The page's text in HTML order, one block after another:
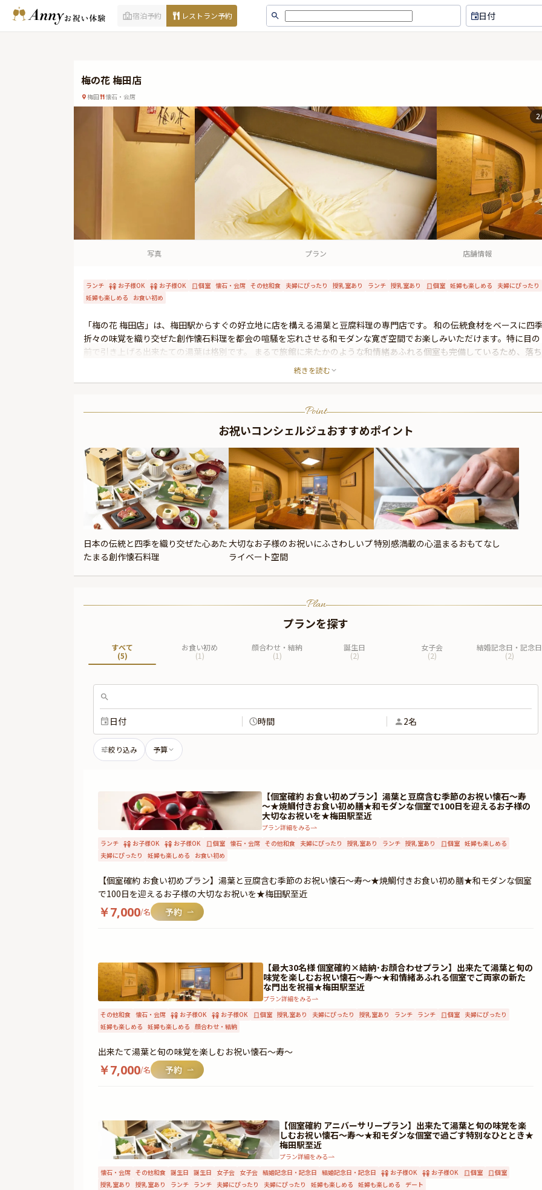
宿泊予約 レストラン予約 日付
梅の花 梅田店
梅田 懐石・会席
2
写真 プラン 店舗情報
ランチ お子様OK お子様OK 個室 懐石・会席 その他和食 夫婦にぴったり 授乳室あり ランチ 授乳室あり 個室 妊婦も楽しめる
夫婦にぴったり
妊婦も楽しめる
お食い初め
「梅の花 梅田店」は、梅田駅からすぐの好立地に店を構える湯葉と豆腐料理の専門店です。 和の伝統食材をベースに四季
折々の味覚を織り交ぜた創作懐石料理を都会の喧騒を忘れさせる和モダンな寛ぎ空間でお楽しみいただけます。特に目の
前で引き上げる出来たての湯葉は格別です。 まるで旅館に来たかのような和情緒あふれる個室も完備しているため、落ち
着いてゆっくりとお祝い時間を過ごしたい方にぴったりです。 是非、お祝いの席にもぴったりな華やかなお料理を堪能出
続きを読む
Point
お祝いコンシェルジュおすすめポイント
日本の伝統と四季を織り交ぜた心あた
たまる創作懐石料理
大切なお子様のお祝いにふさわしいプ
ライベート空間
特別感満載の心温まるおもてなし
Plan
プランを探す
すべて
(5)
お食い初め
(1)
顔合わせ・結納
(1)
誕生日
(2)
女子会
(2)
結婚記念日・記念日
(2)
日付 時間 2名
絞り込み 予算
【個室確約 お食い初めプラン】湯葉と豆腐含む季節のお祝い懐石～寿
～★焼鯛付きお食い初め膳★和モダンな個室で100日を迎えるお子様の
大切なお祝いを★梅田駅至近
プラン詳細をみる
ランチ
お子様OK お子様OK 個室 懐石・会席 その他和食 夫婦にぴったり 授乳室あり ランチ 授乳室あり 個室 妊婦も楽しめる
夫婦にぴったり
妊婦も楽しめる お食い初め
【個室確約 お食い初めプラン】湯葉と豆腐含む季節のお祝い懐石～寿～★焼鯛付きお食い初め膳★和モダンな個室
で100日を迎えるお子様の大切なお祝いを★梅田駅至近
￥7,000/名
【最大30名様 個室確約×結納･お顔合わせプラン】出来たて湯葉と旬の
味覚を楽しむお祝い懐石～寿～★和情緒あふれる個室でご両家の新た
な門出を祝福★梅田駅至近
プラン詳細をみる
その他和食 懐石・会席 お子様OK お子様OK 個室 授乳室あり 夫婦にぴったり 授乳室あり ランチ ランチ 個室 夫婦にぴったり
妊婦も楽しめる 妊婦も楽しめる 顔合わせ・結納
出来たて湯葉と旬の味覚を楽しむお祝い懐石～寿～
￥7,000/名
【個室確約 アニバーサリープラン】出来たて湯葉と旬の味覚を楽
しむお祝い懐石～寿～★和モダンな個室で過ごす特別なひととき★
梅田駅至近
プラン詳細をみる
懐石・会席 その他和食 誕生日 誕生日 女子会 女子会 結婚記念日・記念日 結婚記念日・記念日 お子様OK お子様OK 個室
個室
授乳室あり
授乳室あり ランチ ランチ 夫婦にぴったり 夫婦にぴったり 妊婦も楽しめる 妊婦も楽しめる デート